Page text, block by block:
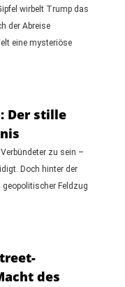
wirbelt Trump das
der Abreise
eine mysteriöse
Der stille
zu sein –
Doch hinter der
Feldzug
des